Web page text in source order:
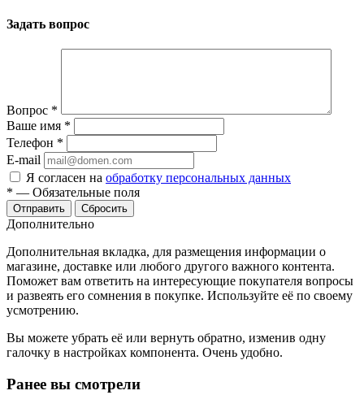
Задать вопрос
Вопрос *
Ваше имя *
Телефон *
E-mail
Я согласен на обработку персональных данных
* — Обязательные поля
Отправить Сбросить
Дополнительно
Дополнительная вкладка, для размещения информации о
магазине, доставке или любого другого важного контента.
Поможет вам ответить на интересующие покупателя вопросы
и развеять его сомнения в покупке. Используйте её по своему
усмотрению.
Вы можете убрать её или вернуть обратно, изменив одну
галочку в настройках компонента. Очень удобно.
Ранее вы смотрели